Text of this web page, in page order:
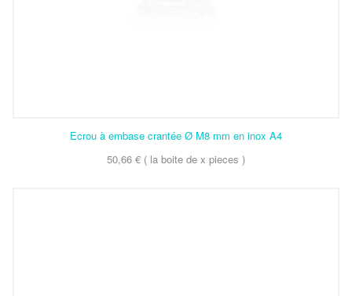
Ecrou à embase crantée Ø M8 mm en inox A4
50,66 € ( la boite de x pieces )